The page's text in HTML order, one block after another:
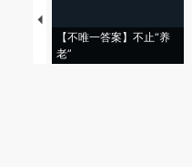
【不唯一答案】不止“养
老”